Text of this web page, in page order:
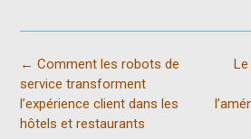
Post
navigation
Le
← Comment les robots de
service transforment
l’expérience client dans les
hôtels et restaurants